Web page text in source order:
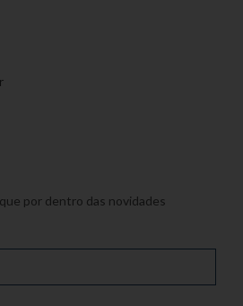
por dentro das novidades